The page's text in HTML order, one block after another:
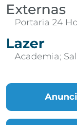
Externas
Portaria 24
Lazer
Academia;